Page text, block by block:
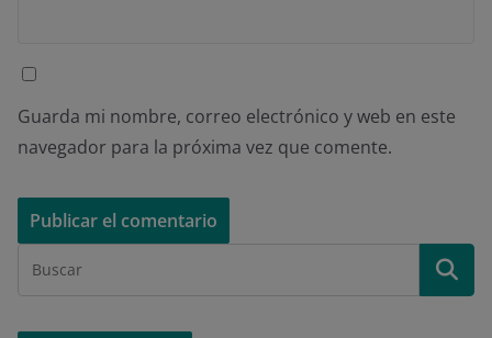
Guarda mi nombre, correo electrónico y web en este
navegador para la próxima vez que comente.